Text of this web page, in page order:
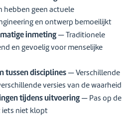
hebben geen actuele
en ontwerp bemoeilijkt
inmeting— Traditionele
en gevoelig voor menselijke
tussen disciplines — Verschillende
versies van de waarheid
tijdens uitvoering— Pas op de
niet klopt